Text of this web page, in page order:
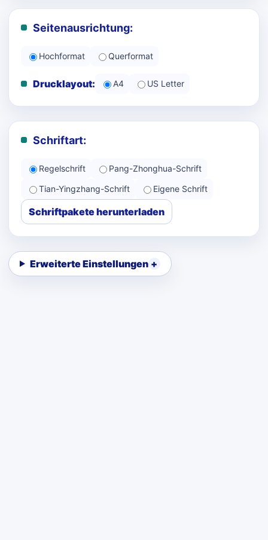
Seitenausrichtung:
Hochformat Querformat
Drucklayout: A4 US Letter
Schriftart:
Regelschrift
Pang-Zhonghua-Schrift
Tian-Yingzhang-Schrift
Eigene Schrift
Schriftpakete herunterladen
Erweiterte Einstellungen